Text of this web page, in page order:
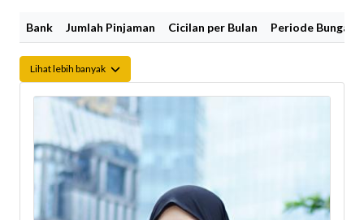
Bank Jumlah Pinjaman Cicilan per Bulan Periode Bunga
Lihat lebih banyak